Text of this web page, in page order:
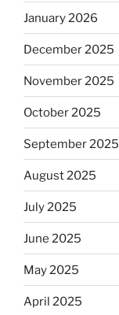
January 2026
December 2025
November 2025
October 2025
September 2025
August 2025
July 2025
June 2025
May 2025
April 2025